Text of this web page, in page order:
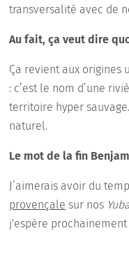
transversalité avec de
Au fait, ça veut dire
Ça revient aux origines
: c’est le nom d’une
territoire hyper
naturel.
Le mot de la fin
J’aimerais avoir du
provençale sur nos
j'espère prochainement